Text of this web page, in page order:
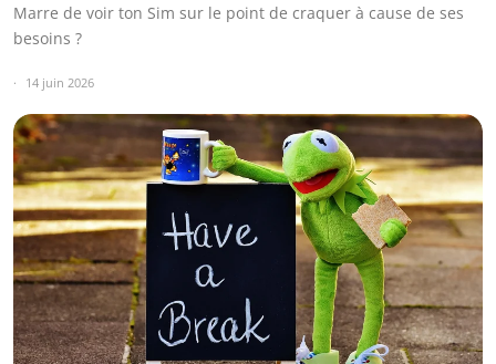
Marre de voir ton Sim sur le point de craquer à cause de ses
besoins ?
14 juin 2026